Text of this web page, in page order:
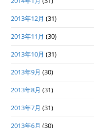
2013年12月 (31)
2013年11月 (30)
2013年10月 (31)
2013年9月 (30)
2013年8月 (31)
2013年7月 (31)
2013年6月 (30)